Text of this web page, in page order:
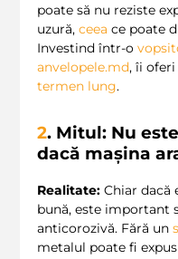
poate să nu reziste
uzură, ceea ce poate
Investind într-o
anvelopele.md, îi
termen lung.
2. Mitul: Nu
dacă mașina
Realitate: Chiar dacă
bună, este important
anticorozivă. Fără un
metalul poate fi